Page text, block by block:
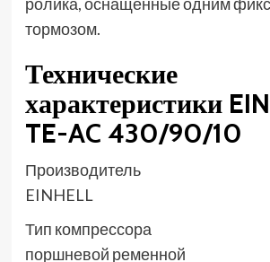
тормозом.
Технические
характеристики
TE-AC 430/90/10
Производитель
EINHELL
Тип компрессора
поршневой ременной